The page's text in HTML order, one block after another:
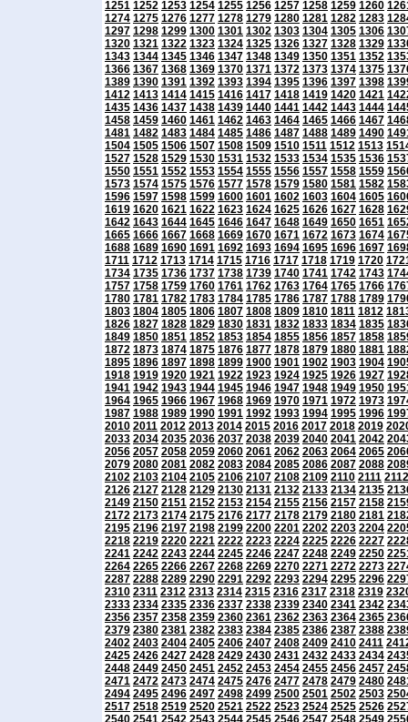
1251 1252 1253 1254 1255 1256 1257 1258 1259 1260
1274 1275 1276 1277 1278 1279 1280 1281 1282 1283
1297 1298 1299 1300 1301 1302 1303 1304 1305 1306
1320 1321 1322 1323 1324 1325 1326 1327 1328 1329
1343 1344 1345 1346 1347 1348 1349 1350 1351 1352
1366 1367 1368 1369 1370 1371 1372 1373 1374 1375
1389 1390 1391 1392 1393 1394 1395 1396 1397 1398
1412 1413 1414 1415 1416 1417 1418 1419 1420 1421
1435 1436 1437 1438 1439 1440 1441 1442 1443 1444
1458 1459 1460 1461 1462 1463 1464 1465 1466 1467
1481 1482 1483 1484 1485 1486 1487 1488 1489 1490
1504 1505 1506 1507 1508 1509 1510 1511 1512 1513
1527 1528 1529 1530 1531 1532 1533 1534 1535 1536
1550 1551 1552 1553 1554 1555 1556 1557 1558 1559
1573 1574 1575 1576 1577 1578 1579 1580 1581 1582
1596 1597 1598 1599 1600 1601 1602 1603 1604 1605
1619 1620 1621 1622 1623 1624 1625 1626 1627 1628
1642 1643 1644 1645 1646 1647 1648 1649 1650 1651
1665 1666 1667 1668 1669 1670 1671 1672 1673 1674
1688 1689 1690 1691 1692 1693 1694 1695 1696 1697
1711 1712 1713 1714 1715 1716 1717 1718 1719 1720
1734 1735 1736 1737 1738 1739 1740 1741 1742 1743
1757 1758 1759 1760 1761 1762 1763 1764 1765 1766
1780 1781 1782 1783 1784 1785 1786 1787 1788 1789
1803 1804 1805 1806 1807 1808 1809 1810 1811 1812
1826 1827 1828 1829 1830 1831 1832 1833 1834 1835
1849 1850 1851 1852 1853 1854 1855 1856 1857 1858
1872 1873 1874 1875 1876 1877 1878 1879 1880 1881
1895 1896 1897 1898 1899 1900 1901 1902 1903 1904
1918 1919 1920 1921 1922 1923 1924 1925 1926 1927
1941 1942 1943 1944 1945 1946 1947 1948 1949 1950
1964 1965 1966 1967 1968 1969 1970 1971 1972 1973
1987 1988 1989 1990 1991 1992 1993 1994 1995 1996
2010 2011 2012 2013 2014 2015 2016 2017 2018 2019
2033 2034 2035 2036 2037 2038 2039 2040 2041 2042
2056 2057 2058 2059 2060 2061 2062 2063 2064 2065
2079 2080 2081 2082 2083 2084 2085 2086 2087 2088
2102 2103 2104 2105 2106 2107 2108 2109 2110 2111 2112
2126 2127 2128 2129 2130 2131 2132 2133 2134 2135
2149 2150 2151 2152 2153 2154 2155 2156 2157 2158
2172 2173 2174 2175 2176 2177 2178 2179 2180 2181
2195 2196 2197 2198 2199 2200 2201 2202 2203 2204
2218 2219 2220 2221 2222 2223 2224 2225 2226 2227
2241 2242 2243 2244 2245 2246 2247 2248 2249 2250
2264 2265 2266 2267 2268 2269 2270 2271 2272 2273
2287 2288 2289 2290 2291 2292 2293 2294 2295 2296
2310 2311 2312 2313 2314 2315 2316 2317 2318 2319
2333 2334 2335 2336 2337 2338 2339 2340 2341 2342
2356 2357 2358 2359 2360 2361 2362 2363 2364 2365
2379 2380 2381 2382 2383 2384 2385 2386 2387 2388
2402 2403 2404 2405 2406 2407 2408 2409 2410 2411
2425 2426 2427 2428 2429 2430 2431 2432 2433 2434
2448 2449 2450 2451 2452 2453 2454 2455 2456 2457
2471 2472 2473 2474 2475 2476 2477 2478 2479 2480
2494 2495 2496 2497 2498 2499 2500 2501 2502 2503
2517 2518 2519 2520 2521 2522 2523 2524 2525 2526
2540 2541 2542 2543 2544 2545 2546 2547 2548 2549